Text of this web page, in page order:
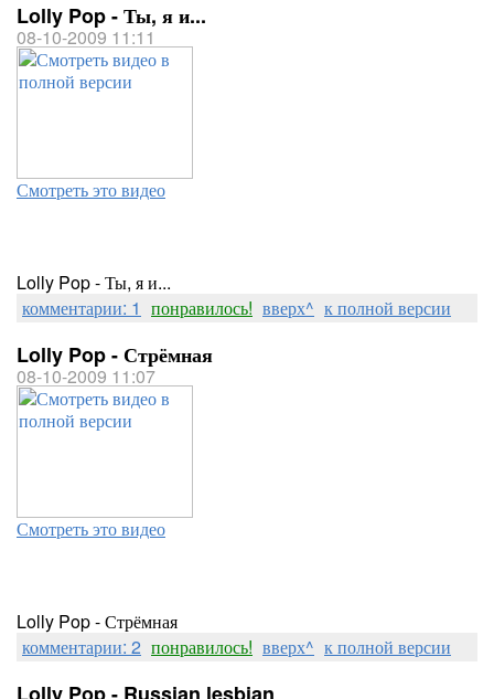
Lolly Pop - Ты, я и...
08-10-2009 11:11
Смотреть это видео
Lolly Pop - Ты, я и...
комментарии: 1 понравилось! вверх^ к полной версии
Lolly Pop - Стрёмная
08-10-2009 11:07
Смотреть это видео
Lolly Pop - Стрёмная
комментарии: 2 понравилось! вверх^ к полной версии